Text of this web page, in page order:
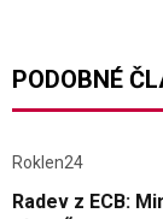
PODOBNÉ
Roklen24
Radev z ECB: